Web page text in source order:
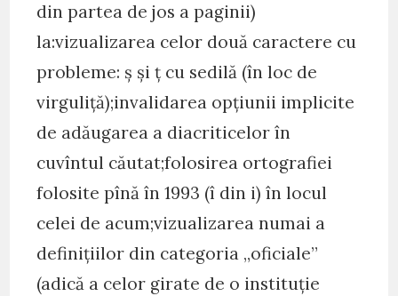
din partea de jos a paginii)
la:vizualizarea celor două caractere cu
probleme: ş şi ţ cu sedilă (în loc de
virguliţă);invalidarea opțiunii implicite
de adăugarea a diacriticelor în
cuvîntul căutat;folosirea ortografiei
folosite pînă în 1993 (î din i) în locul
celei de acum;vizualizarea numai a
definiţiilor din categoria „oficiale”
(adică a celor girate de o instituție